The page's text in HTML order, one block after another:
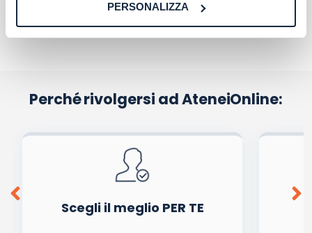
PERSONALIZZA
La tua email sarà utilizzata per comunicarti se qualcuno risponde al tuo commento
Ho letto e acconsento l'
Acconsento all'uso dei miei dati da parte di terzi per
finalità di marketing diretto con modalità
conferma e pubblica
Perché rivolgersi ad AteneiOnline:
Scegli il meglio PER TE